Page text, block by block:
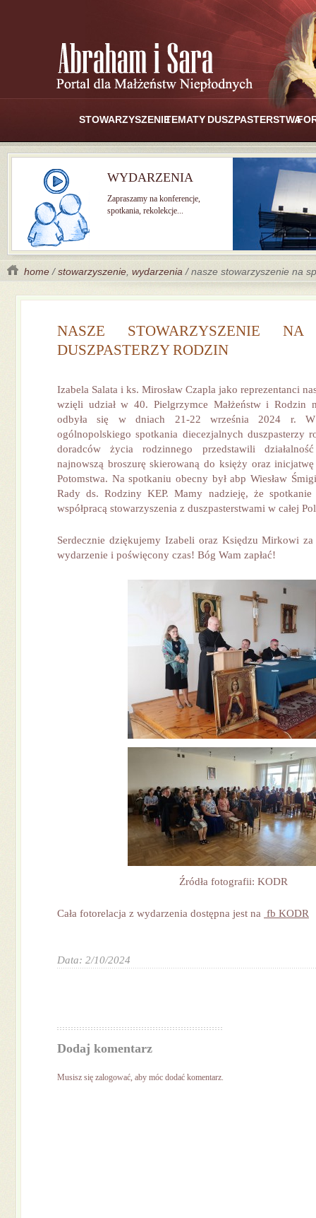
STOWARZYSZENIETEMATY DUSZPASTERSTWA
WYDARZENIA
Zapraszamy na konferencje,
spotkania, rekolekcje...
home /stowarzyszenie wydarzenia / nasze stowarzyszenie na
NASZE STOWARZYSZENIE NA
DUSZPASTERZY RODZIN
Izabela Salata i ks. Mirosław Czapla jako reprezentanci
wzięli udział w 40. Pielgrzymce Małżeństw i Rodzin
odbyła się w dniach 21-22 września 2024 r. W
ogólnopolskiego spotkania diecezjalnych duszpasterzy
doradców życia rodzinnego przedstawili
najnowszą broszurę skierowaną do księży oraz
Potomstwa. Na spotkaniu obecny był abp Wiesław
Rady ds. Rodziny KEP. Mamy nadzieję, że
współpracą stowarzyszenia z duszpasterstwami w całej
Serdecznie dziękujemy Izabeli oraz Księdzu Mirkowi
wydarzenie i poświęcony czas! Bóg Wam zapłać!
Źródła fotografii: KODR
Cała fotorelacja z wydarzenia dostępna jest na fb KODR
Data: 2/10/2024
Dodaj komentarz
Musisz się zalogować, aby móc dodać komentarz.